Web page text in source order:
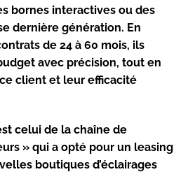
bornes interactives ou des
dernière génération. En
de 24 à 60 mois, ils
avec précision, tout en
client et leur efficacité
celui de la chaîne de
» qui a opté pour un leasing
boutiques d’éclairages